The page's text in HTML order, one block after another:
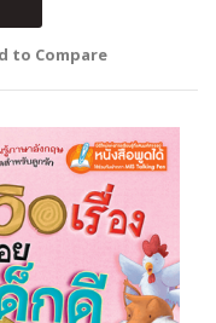
to Compare